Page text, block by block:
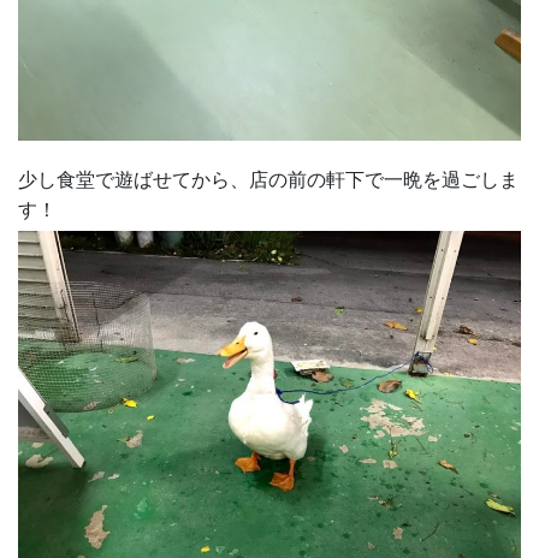
少し食堂で遊ばせてから、店の前の軒下で一晩を過ごしま
す！